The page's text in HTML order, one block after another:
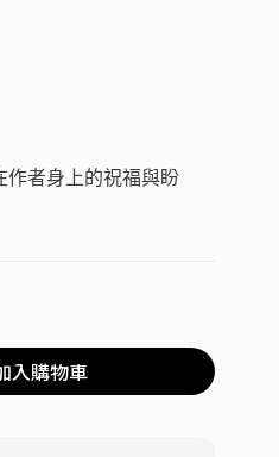
作者身上的祝福與盼
入購物車